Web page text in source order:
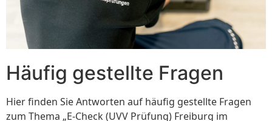
Häufig gestellte Fragen
Hier finden Sie Antworten auf häufig gestellte Fragen
zum Thema „E-Check (UVV Prüfung) Freiburg im